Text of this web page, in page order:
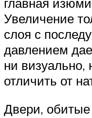
Увеличение
слоя с
давлением
ни визуально,
отличить от
Двери, обитые